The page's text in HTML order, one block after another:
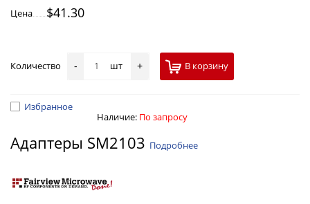
Цена
$41.30
Количество - шт + В корзину
Избранное
Наличие: По запросу
Адаптеры SM2103 Подробнее